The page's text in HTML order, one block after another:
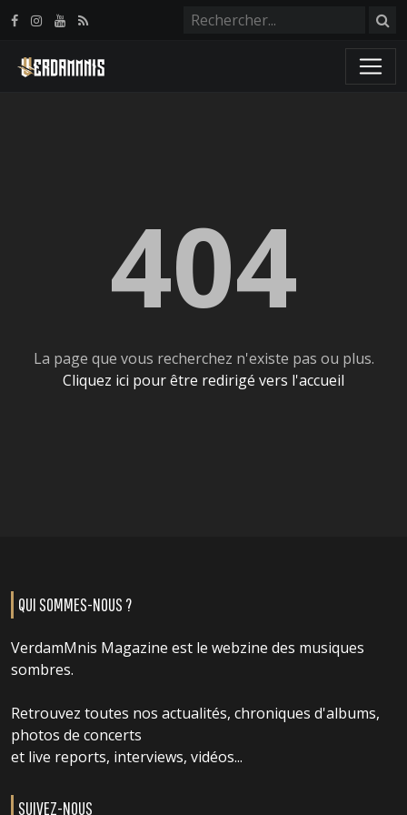
404
La page que vous recherchez n'existe pas ou plus.
Cliquez ici pour être redirigé vers l'accueil
QUI SOMMES-NOUS ?
VerdamMnis Magazine est le webzine des musiques
sombres.
Retrouvez toutes nos actualités, chroniques d'albums,
photos de concerts
et live reports, interviews, vidéos...
SUIVEZ-NOUS
Panneau de gestion des cookies